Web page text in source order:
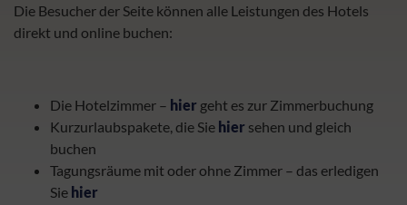
Die Besucher der Seite können alle Leistungen des Hotels
direkt und online buchen:
Die Hotelzimmer – hier geht es zur Zimmerbuchung
Kurzurlaubspakete, die Sie hier sehen und gleich
buchen
Tagungsräume mit oder ohne Zimmer – das erledigen
Sie hier